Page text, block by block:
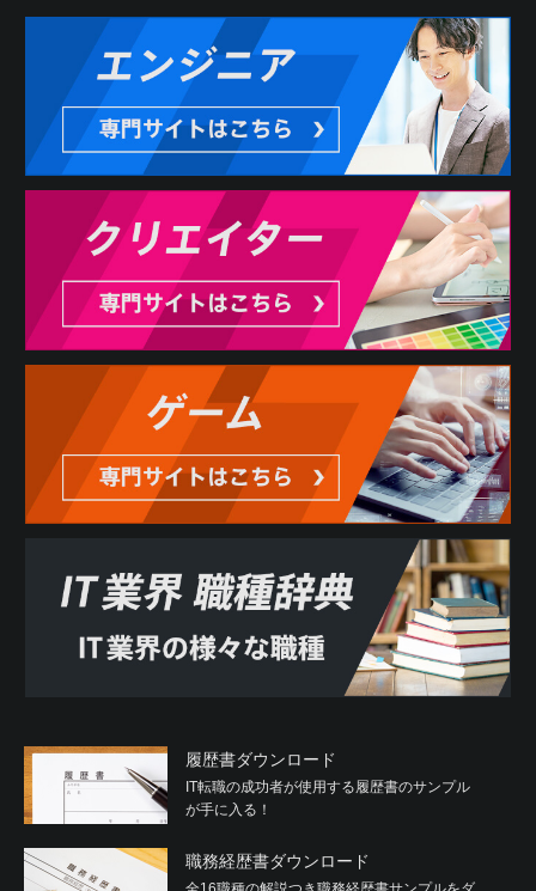
履歴書ダウンロード
IT転職の成功者が使用する履歴書のサンプル
が手に入る！
職務経歴書ダウンロード